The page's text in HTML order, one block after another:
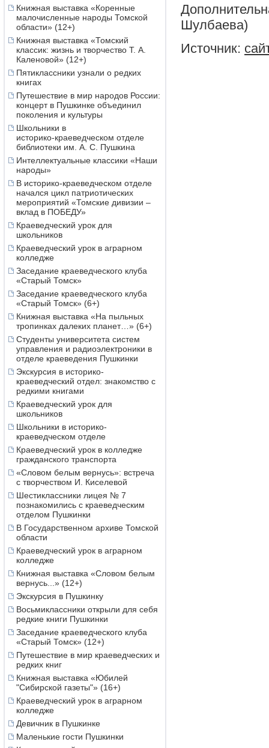
Книжная выставка «Коренные
малочисленные народы Томской
области» (12+)
Книжная выставка «Томский
классик: жизнь и творчество Т. А.
Каленовой» (12+)
Пятиклассники узнали о редких
книгах
Путешествие в мир народов России:
концерт в Пушкинке объединил
поколения и культуры
Школьники в
историко‑краеведческом отделе
библиотеки им. А. С. Пушкина
Интеллектуальные классики «Наши
народы»
В историко-краеведческом отделе
начался цикл патриотических
мероприятий «Томские дивизии –
вклад в ПОБЕДУ»
Краеведческий урок для
школьников
Краеведческий урок в аграрном
колледже
Заседание краеведческого клуба
«Старый Томск»
Заседание краеведческого клуба
«Старый Томск» (6+)
Книжная выставка «На пыльных
тропинках далеких планет…» (6+)
Студенты университета систем
управления и радиоэлектроники в
отделе краеведения Пушкинки
Экскурсия в историко-
краеведческий отдел: знакомство с
редкими книгами
Краеведческий урок для
школьников
Школьники в историко-
краеведческом отделе
Краеведческий урок в колледже
гражданского транспорта
«Словом белым вернусь»: встреча
с творчеством И. Киселевой
Шестиклассники лицея № 7
познакомились с краеведческим
отделом Пушкинки
В Государственном архиве Томской
области
Краеведческий урок в аграрном
колледже
Книжная выставка «Словом белым
вернусь...» (12+)
Экскурсия в Пушкинку
Восьмиклассники открыли для себя
редкие книги Пушкинки
Заседание краеведческого клуба
«Старый Томск» (12+)
Путешествие в мир краеведческих и
редких книг
Книжная выставка «Юбилей
"Сибирской газеты"» (16+)
Краеведческий урок в аграрном
колледже
Девичник в Пушкинке
Маленькие гости Пушкинки
Шулбаева)
Источник: